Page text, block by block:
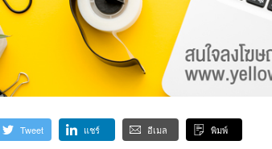
Tweet แชร์ อีเมล พิมพ์